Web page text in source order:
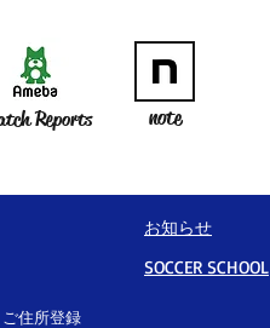
Reports note
住所登録
お知らせ
SOCCER SCHOOL